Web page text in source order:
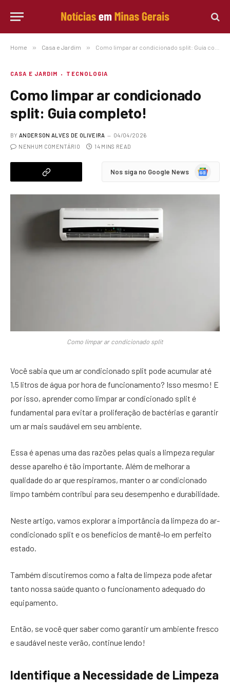
Home » Casa e Jardim » Como limpar ar condicionado split: Guia completo!
CASA E JARDIM TECNOLOGIA
Como limpar ar condicionado
split: Guia completo!
BY ANDERSON ALVES DE OLIVEIRA
04/04/2026
NENHUM COMENTÁRIO
14 MINS READ
Nos siga no Google News
Google
Como limpar ar condicionado split
Você sabia que um ar condicionado split pode acumular até
1,5 litros de água por hora de funcionamento? Isso mesmo! E
por isso, aprender como limpar ar condicionado split é
fundamental para evitar a proliferação de bactérias e garantir
um ar mais saudável em seu ambiente.
Essa é apenas uma das razões pelas quais a limpeza regular
desse aparelho é tão importante. Além de melhorar a
qualidade do ar que respiramos, manter o ar condicionado
limpo também contribui para seu desempenho e durabilidade.
Neste artigo, vamos explorar a importância da limpeza do ar-
condicionado split e os benefícios de mantê-lo em perfeito
estado.
Também discutiremos como a falta de limpeza pode afetar
tanto nossa saúde quanto o funcionamento adequado do
equipamento.
Então, se você quer saber como garantir um ambiente fresco
e saudável neste verão, continue lendo!
Identifique a Necessidade de Limpeza